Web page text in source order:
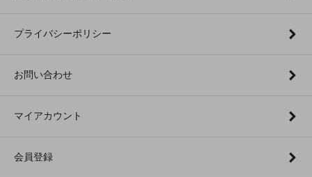
プライバシーポリシー
お問い合わせ
マイアカウント
会員登録